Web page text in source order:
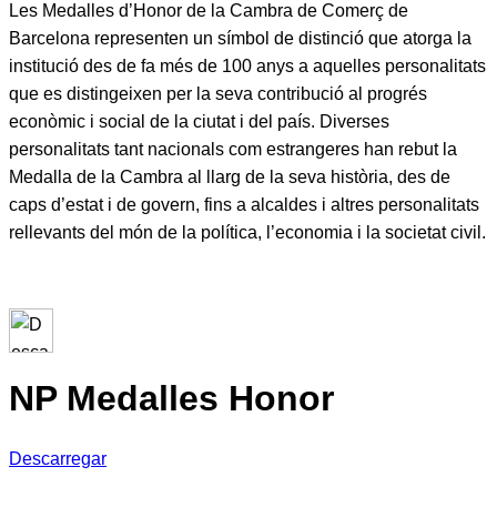
Les Medalles d’Honor de la Cambra de Comerç de
Barcelona representen un símbol de distinció que atorga la
institució des de fa més de 100 anys a aquelles personalitats
que es distingeixen per la seva contribució al progrés
econòmic i social de la ciutat i del país. Diverses
personalitats tant nacionals com estrangeres han rebut la
Medalla de la Cambra al llarg de la seva història, des de
caps d’estat i de govern, fins a alcaldes i altres personalitats
rellevants del món de la política, l’economia i la societat civil.
NP Medalles Honor
Descarregar